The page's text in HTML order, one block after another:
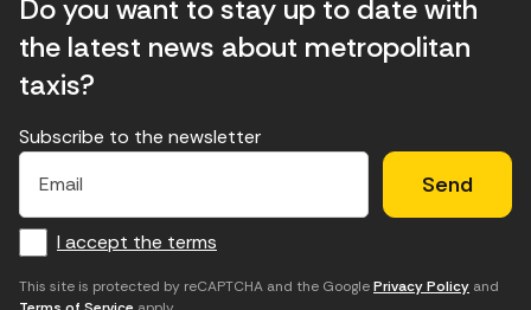
Do you want to stay up to date with
the latest news about metropolitan
taxis?
E
f
o
r
E
c
a
m
H
u
d
'
×
Subscribe to the newsletter
E
a
i
l
I accept the terms
This site is protected by reCAPTCHA and the GooglePrivacy Policy and